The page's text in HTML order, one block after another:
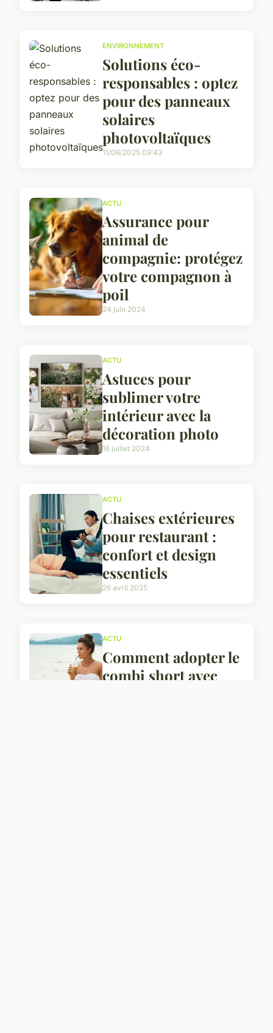
ENVIRONNEMENT
Solutions éco-
responsables : optez
pour des panneaux
solaires
photovoltaïques
11/06/2025 09:43
ACTU
Assurance pour
animal de
compagnie: protégez
votre compagnon à
poil
24 juin 2024
ACTU
Astuces pour
sublimer votre
intérieur avec la
décoration photo
16 juillet 2024
ACTU
Chaises extérieures
pour restaurant :
confort et design
essentiels
26 avril 2025
ACTU
Comment adopter le
combi short avec